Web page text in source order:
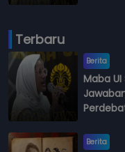
Terbaru
Berita
Maba
Berita